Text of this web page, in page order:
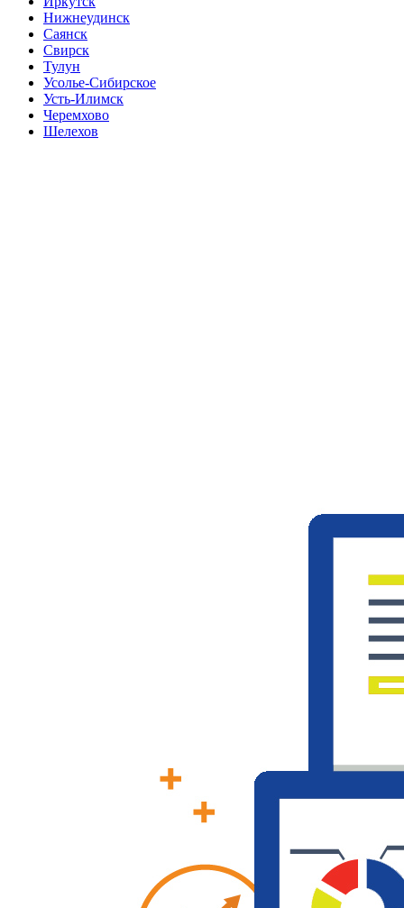
Нижнеудинск
Саянск
Свирск
Тулун
Усолье-Сибирское
Усть-Илимск
Черемхово
Шелехов